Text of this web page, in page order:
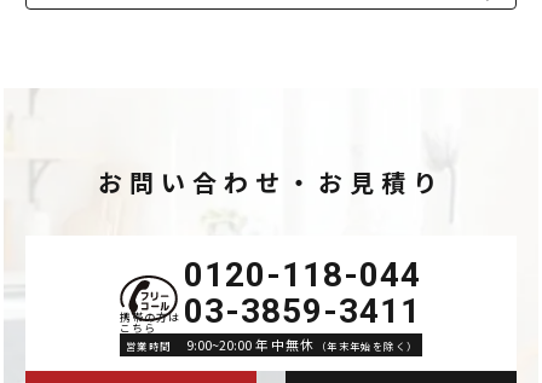
お問い合わせ・お見積り
0120-118-044
03-3859-3411
営業時間 9:00~20:00 年中無休 （年末年始を除く）